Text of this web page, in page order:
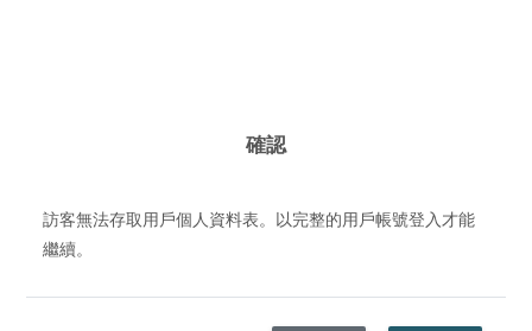
確認
訪客無法存取用戶個人資料表。以完整的用戶帳號登入才能
繼續。